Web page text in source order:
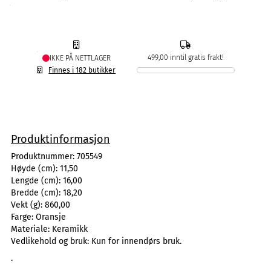
IKKE PÅ NETTLAGER
Finnes i 182 butikker
499,00 inntil gratis frakt!
Produktinformasjon
Produktnummer: 705549
Høyde (cm): 11,50
Lengde (cm): 16,00
Bredde (cm): 18,20
Vekt (g): 860,00
Farge: Oransje
Materiale: Keramikk
Vedlikehold og bruk: Kun for innendørs bruk.
.